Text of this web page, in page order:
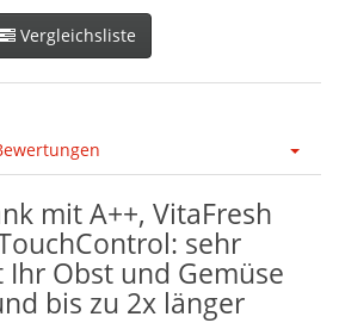
Vergleichsliste
mit A++, VitaFresh
sehr
Ihr Obst und Gemüse
bis zu 2x länger